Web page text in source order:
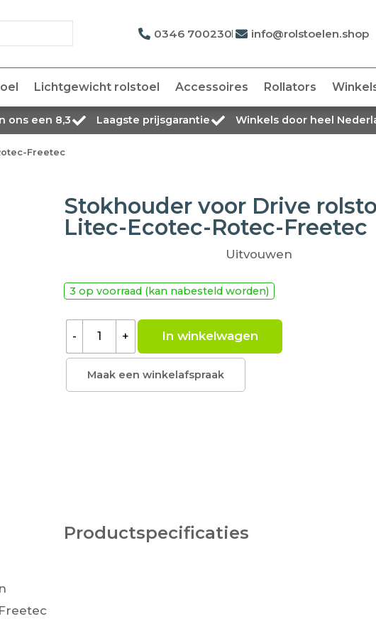
0346 700230 info@rolstoelen.shop
Lichtgewicht rolstoel Accessoires Rollators
ons een 8,3 Laagste prijsgarantie Winkels door heel
Freetec
Stokhouder voor Drive
Litec-Ecotec-Rotec-Freetec
Uitvouwen
3 op voorraad (kan nabesteld worden)
- + In winkelwagen
Maak een winkelafspraak
Productspecificaties